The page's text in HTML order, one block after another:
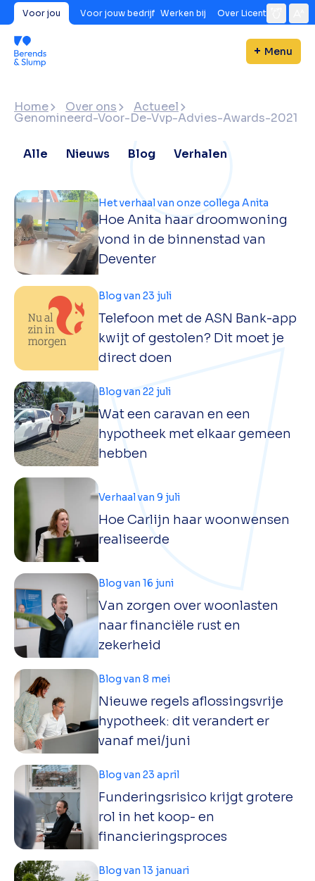
Voor jou Voor jouw bedrijf Werken bij Over Licent
Menu
Home Over ons Actueel
Genomineerd-Voor-De-Vvp-Advies-Awards-2021
Alle Nieuws Blog Verhalen
Hoe Anita haar droomwoning
vond in de binnenstad van
Deventer
Het verhaal van onze collega Anita
Telefoon met de ASN Bank-app
kwijt of gestolen? Dit moet je
direct doen
Blog van 23 juli
Wat een caravan en een
hypotheek met elkaar gemeen
hebben
Blog van 22 juli
Hoe Carlijn haar woonwensen
realiseerde
Verhaal van 9 juli
Van zorgen over woonlasten
naar financiële rust en
zekerheid
Blog van 16 juni
Nieuwe regels aflossingsvrije
hypotheek: dit verandert er
vanaf mei/juni
Blog van 8 mei
Funderingsrisico krijgt grotere
rol in het koop- en
financieringsproces
Blog van 23 april
Blog van 13 januari